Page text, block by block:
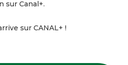
sur Canal+.
sur CANAL+ !